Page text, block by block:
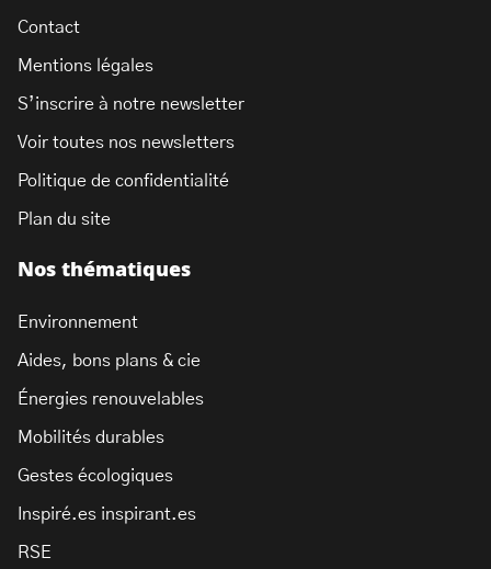
Nos thématiques
Environnement
Aides, bons plans & cie
Énergies renouvelables
Mobilités durables
Gestes écologiques
Inspiré.es inspirant.es
RSE
Contact
Mentions légales
S’inscrire à notre newsletter
Voir toutes nos newsletters
Politique de confidentialité
Plan du site